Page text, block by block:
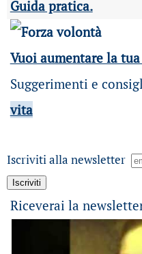
Guida pratica.
Vuoi aumentare la
Suggerimenti e
vita
Iscriviti alla newsletter
Riceverai la